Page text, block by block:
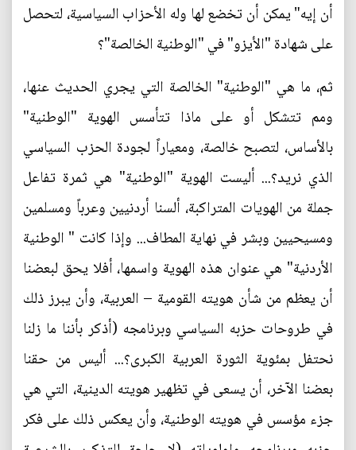
أن إيه" يمكن أن تخضع لها وله الأحزاب السياسية، لتحصل
على شهادة "الأيزو" في "الوطنية الخالصة"؟
ثم، ما هي "الوطنية" الخالصة التي يجري الحديث عنها،
ومم تتشكل أو على ماذا تتأسس الهوية "الوطنية"
بالأساس، لتصبح خالصة، ومعياراً لجودة الحزب السياسي
الذي نريد؟... أليست الهوية "الوطنية" هي ثمرة تفاعل
جملة من الهويات المتراكبة، ألسنا أردنيين وعرباً ومسلمين
ومسيحيين وبشر في نهاية المطاف... وإذا كانت " الوطنية
الأردنية" هي عنوان هذه الهوية واسمها، أفلا يحق لبعضنا
أن يعظم من شأن هويته القومية – العربية، وأن يبرز ذلك
في طروحات حزبه السياسي وبرنامجه (أذكر بأننا ما زلنا
نحتفل بمئوية الثورة العربية الكبرى؟... أليس من حقنا
بعضنا الآخر، أن يسعى في تظهير هويته الدينية، التي هي
جزء مؤسس في هويته الوطنية، وأن يعكس ذلك على فكر